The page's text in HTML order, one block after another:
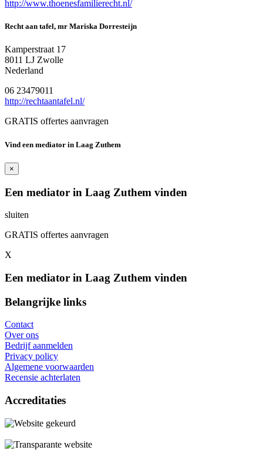
http://www.thoenesfamilierecht.nl/
Recht aan tafel, mr Mariska Dorresteijn
Kamperstraat 17
8011 LJ Zwolle
Nederland
06 23479011
http://rechtaantafel.nl/
GRATIS offertes aanvragen
Vind een mediator in Laag Zuthem
×
Een mediator in Laag Zuthem vinden
sluiten
GRATIS offertes aanvragen
X
Een mediator in Laag Zuthem vinden
Belangrijke links
Contact
Over ons
Bedrijf aanmelden
Privacy policy
Algemene voorwaarden
Recensie achterlaten
Accreditaties